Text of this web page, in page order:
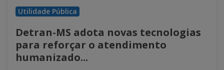
Utilidade Pública
Detran-MS adota novas tecnologias
para reforçar o atendimento
humanizado...